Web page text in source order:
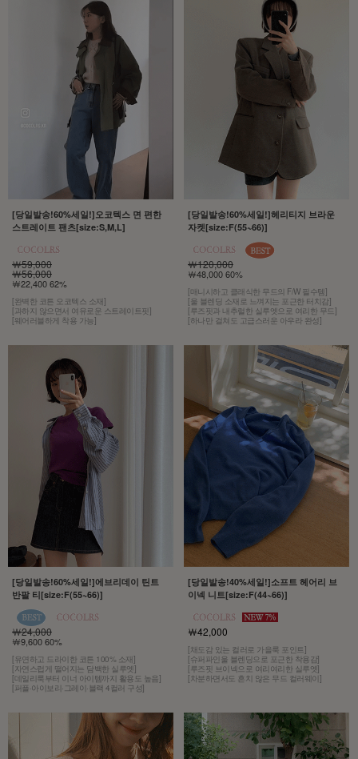
[당일발송!60%세일!]오코텍스 면 편한
스트레이트 팬츠[size:S,M,L]
￦59,000
￦56,000
￦22,400 62%
[완벽한 코튼 오코텍스 소재]
[과하지 않으면서 여유로운 스트레이트핏]
[웨어러블하게 착용 가능]
[당일발송!60%세일!]헤리티지 브라운
자켓[size:F(55~66)]
￦120,000
￦48,000 60%
[매니시하고 클래식한 무드의 F/W 필수템]
[울 블렌딩 소재로 느껴지는 포근한 터치감]
[루즈핏과 내추럴한 실루엣으로 여리한 무드]
[하나만 걸쳐도 고급스러운 아우라 완성]
[당일발송!60%세일!]에브리데이 틴트
반팔 티[size:F(55~66)]
￦24,000
￦9,600 60%
[유연하고 드라이한 코튼 100% 소재]
[자연스럽게 떨어지는 담백한 실루엣]
[데일리룩부터 이너 아이템까지 활용도 높음]
[퍼플·아이보리·그레이·블랙 4컬러 구성]
[당일발송!40%세일!]소프트 헤어리 브
이넥 니트[size:F(44~66)]
￦42,000
[채도감 있는 컬러로 가을룩 포인트]
[슈퍼파인울 블렌딩으로 포근한 착용감]
[루즈핏 브이넥으로 여리여리한 실루엣]
[차분하면서도 흔치 않은 무드 컬러웨이]